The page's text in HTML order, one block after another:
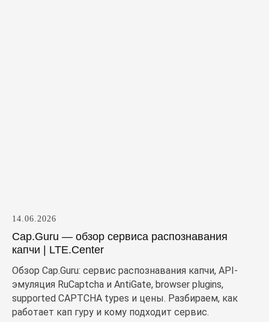
14.06.2026
Cap.Guru — обзор сервиса распознавания
капчи | LTE.Center
Обзор Cap.Guru: сервис распознавания капчи, API-
эмуляция RuCaptcha и AntiGate, browser plugins,
supported CAPTCHA types и цены. Разбираем, как
работает кап гуру и кому подходит сервис.